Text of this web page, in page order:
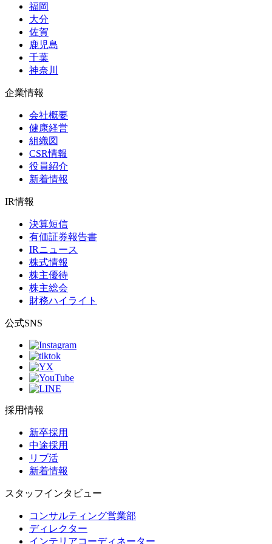
福岡
大分
佐賀
鹿児島
千葉
神奈川
企業情報
会社概要
健康経営
組織図
CSR情報
役員紹介
新着情報
IR情報
決算短信
有価証券報告書
IRニュース
株式情報
株主優待
株主総会
財務ハイライト
公式SNS
採用情報
新卒採用
中途採用
リブ活
新着情報
スタッフインタビュー
コンサルティング営業部
ディレクター
インテリアコーディネーター